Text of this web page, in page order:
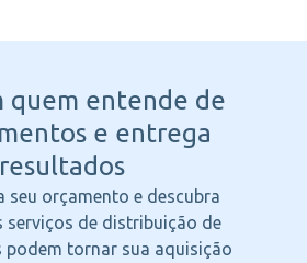
quem entende de
e entrega
resultados
seu orçamento e descubra
serviços de distribuição de
podem tornar sua aquisição